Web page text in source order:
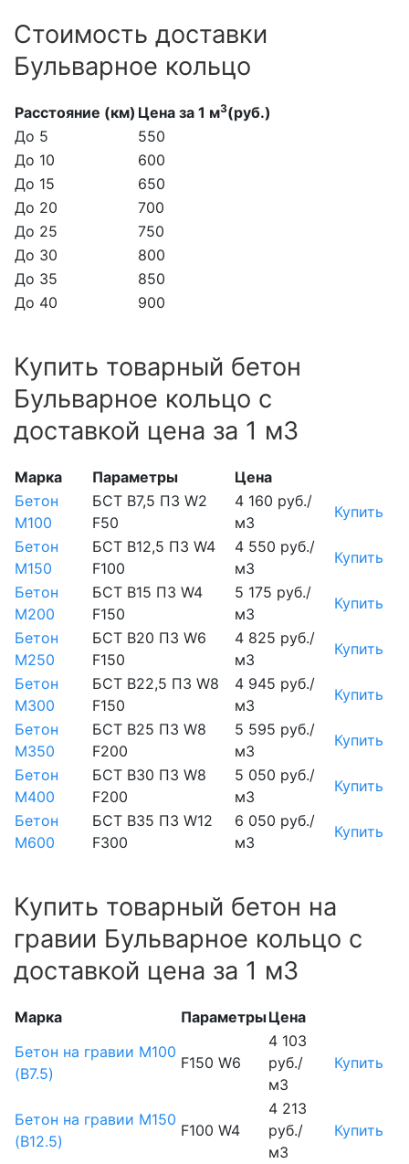
Стоимость доставки
Бульварное кольцо
Расстояние (км) Цена за 1 м3(руб.)
До 5
550
До 10
600
До 15
650
До 20
700
До 25
750
До 30
800
До 35
850
До 40
900
Купить товарный бетон
Бульварное кольцо с
доставкой цена за 1 м3
Марка Параметры
Цена
Бетон
М100
БСТ В7,5 П3 W2
F50
4 160 руб./
м3
Купить
Бетон
М150
БСТ В12,5 П3 W4
F100
4 550 руб./
м3
Купить
Бетон
М200
БСТ В15 П3 W4
F150
5 175 руб./
м3
Купить
Бетон
М250
БСТ В20 П3 W6
F150
4 825 руб./
м3
Купить
Бетон
М300
БСТ В22,5 П3 W8
F150
4 945 руб./
м3
Купить
Бетон
М350
БСТ В25 П3 W8
F200
5 595 руб./
м3
Купить
Бетон
М400
БСТ В30 П3 W8
F200
5 050 руб./
м3
Купить
Бетон
М600
БСТ В35 П3 W12
F300
6 050 руб./
м3
Купить
Купить товарный бетон на
гравии Бульварное кольцо с
доставкой цена за 1 м3
Марка ПараметрыЦена
Бетон на гравии М100
(B7.5)
F150 W6
4 103
руб./
м3
Купить
Бетон на гравии М150
(B12.5)
F100 W4
4 213
руб./
м3
Купить